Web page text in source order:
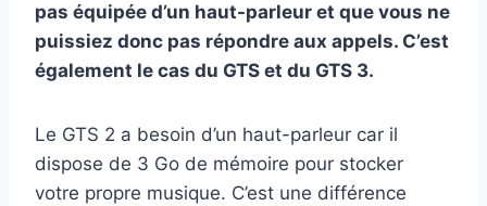
pas équipée d’un haut-parleur et que vous ne
puissiez donc pas répondre aux appels. C’est
également le cas du GTS et du GTS 3.
Le GTS 2 a besoin d’un haut-parleur car il
dispose de 3 Go de mémoire pour stocker
votre propre musique. C’est une différence